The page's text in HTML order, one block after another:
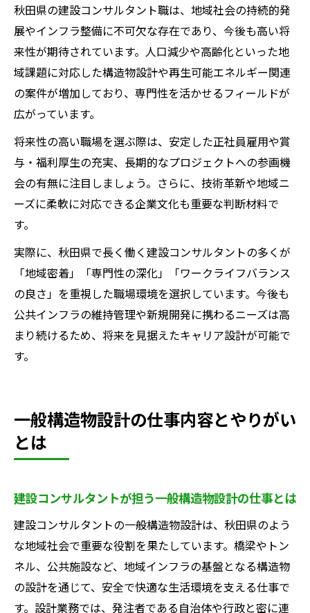
秋田県の建設コンサルタント職は、地域社会の持続的発
展やインフラ整備に不可欠な存在であり、今後も高い将
来性が期待されています。人口減少や高齢化といった地
域課題に対応した構造物設計や再生可能エネルギー関連
の案件が増加しており、専門性を活かせるフィールドが
広がっています。
将来性の高い職場を選ぶ際は、安定した正社員雇用や賞
与・福利厚生の充実、長期的なプロジェクトへの参画機
会の有無に注目しましょう。さらに、技術革新や地域ニ
ーズに柔軟に対応できる企業文化も重要な判断材料で
す。
実際に、秋田県で長く働く建設コンサルタントの多くが
「地域密着」「専門性の深化」「ワークライフバランス
の良さ」を重視した職場環境を選択しています。今後も
公共インフラの維持管理や新規開発に携わるニーズは高
まり続けるため、将来を見据えたキャリア設計が可能で
す。
一般構造物設計の仕事内容とやりがい
とは
建設コンサルタントが担う一般構造物設計の仕事とは
建設コンサルタントの一般構造物設計は、秋田県のよう
な地域社会で重要な役割を果たしています。橋梁やトン
ネル、公共施設など、地域インフラの基盤となる構造物
の設計を通じて、安全で快適な生活環境を支える仕事で
す。設計業務では、発注者である自治体や行政と密に連